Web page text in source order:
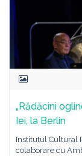
„Rădăcini
Iei, la Berlin
Institutul Cultural
colaborare cu